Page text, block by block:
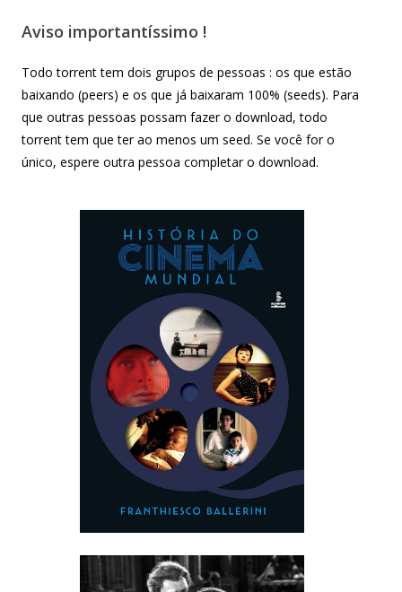
Aviso importantíssimo !
Todo torrent tem dois grupos de pessoas : os que estão
baixando (peers) e os que já baixaram 100% (seeds). Para
que outras pessoas possam fazer o download, todo
torrent tem que ter ao menos um seed. Se você for o
único, espere outra pessoa completar o download.